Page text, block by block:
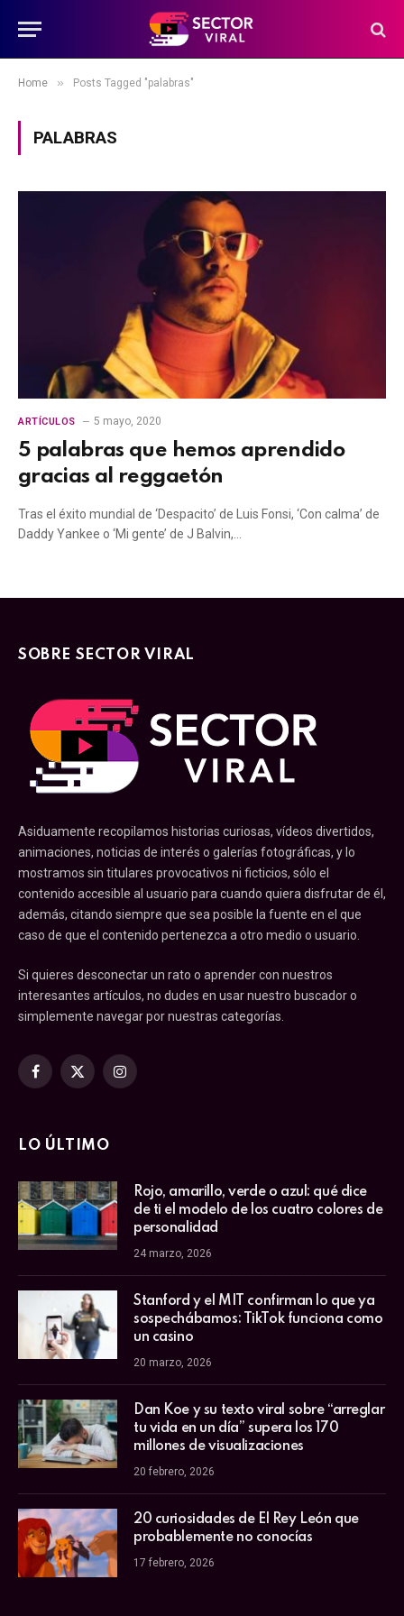
Home » Posts Tagged "palabras"
PALABRAS
ARTÍCULOS 5 mayo, 2020
5 palabras que hemos aprendido
gracias al reggaetón
Tras el éxito mundial de ‘Despacito’ de Luis Fonsi, ‘Con calma’ de
Daddy Yankee o ‘Mi gente’ de J Balvin,…
SOBRE SECTOR VIRAL
Asiduamente recopilamos historias curiosas, vídeos divertidos,
animaciones, noticias de interés o galerías fotográficas, y lo
mostramos sin titulares provocativos ni ficticios, sólo el
contenido accesible al usuario para cuando quiera disfrutar de él,
además, citando siempre que sea posible la fuente en el que
caso de que el contenido pertenezca a otro medio o usuario.
Si quieres desconectar un rato o aprender con nuestros
interesantes artículos, no dudes en usar nuestro buscador o
simplemente navegar por nuestras categorías.
Facebook
X
Instagram
LO ÚLTIMO
Rojo, amarillo, verde o azul: qué dice
de ti el modelo de los cuatro colores de
personalidad
24 marzo, 2026
Stanford y el MIT confirman lo que ya
sospechábamos: TikTok funciona como
un casino
20 marzo, 2026
Dan Koe y su texto viral sobre “arreglar
tu vida en un día” supera los 170
millones de visualizaciones
20 febrero, 2026
20 curiosidades de El Rey León que
probablemente no conocías
17 febrero, 2026